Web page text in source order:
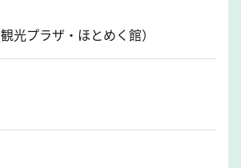
観光プラザ・ほとめく館）